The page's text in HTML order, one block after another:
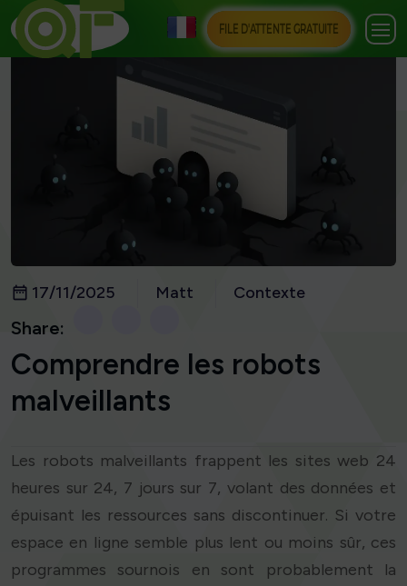
FILE D'ATTENTE GRATUITE
17/11/2025 Matt Contexte
Share:
Comprendre les robots
malveillants
Les robots malveillants frappent les sites web 24
heures sur 24, 7 jours sur 7, volant des données et
épuisant les ressources sans discontinuer. Si votre
espace en ligne semble plus lent ou moins sûr, ces
programmes sournois en sont probablement la